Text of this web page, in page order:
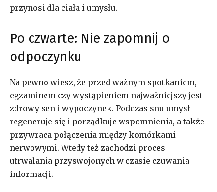
przynosi dla ciała i umysłu.
Po czwarte: Nie zapomnij o
odpoczynku
Na pewno wiesz, że przed ważnym spotkaniem,
egzaminem czy wystąpieniem najważniejszy jest
zdrowy sen i wypoczynek. Podczas snu umysł
regeneruje się i porządkuje wspomnienia, a także
przywraca połączenia między komórkami
nerwowymi. Wtedy też zachodzi proces
utrwalania przyswojonych w czasie czuwania
informacji.